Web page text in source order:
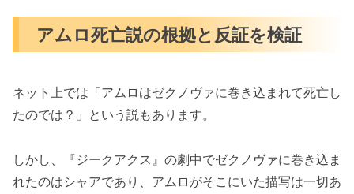
アムロ死亡説の根拠と反証を検証
ネット上では「アムロはゼクノヴァに巻き込まれて死亡し
たのでは？」という説もあります。
しかし、『ジークアクス』の劇中でゼクノヴァに巻き込ま
れたのはシャアであり、アムロがそこにいた描写は一切あ